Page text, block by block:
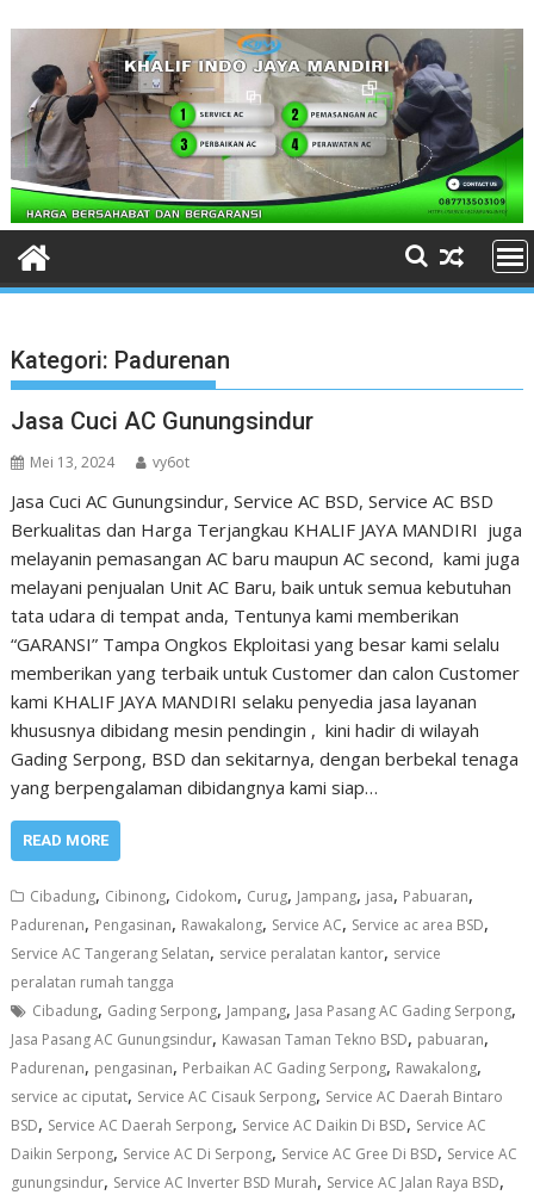
content
Kategori: Padurenan
Jasa Cuci AC Gunungsindur
Mei 13, 2024 vy6ot
Jasa Cuci AC Gunungsindur, Service AC BSD, Service AC BSD
Berkualitas dan Harga Terjangkau KHALIF JAYA MANDIRI juga
melayanin pemasangan AC baru maupun AC second, kami juga
melayani penjualan Unit AC Baru, baik untuk semua kebutuhan
tata udara di tempat anda, Tentunya kami memberikan
“GARANSI” Tampa Ongkos Ekploitasi yang besar kami selalu
memberikan yang terbaik untuk Customer dan calon Customer
kami KHALIF JAYA MANDIRI selaku penyedia jasa layanan
khususnya dibidang mesin pendingin , kini hadir di wilayah
Gading Serpong, BSD dan sekitarnya, dengan berbekal tenaga
yang berpengalaman dibidangnya kami siap…
READ MORE
Cibadung, Cibinong, Cidokom, Curug, Jampang, jasa, Pabuaran,
Padurenan, Pengasinan, Rawakalong, Service AC, Service ac area BSD,
Service AC Tangerang Selatan, service peralatan kantor, service
peralatan rumah tangga
Cibadung, Gading Serpong, Jampang, Jasa Pasang AC Gading Serpong,
Jasa Pasang AC Gunungsindur, Kawasan Taman Tekno BSD, pabuaran,
Padurenan, pengasinan, Perbaikan AC Gading Serpong, Rawakalong,
service ac ciputat, Service AC Cisauk Serpong, Service AC Daerah Bintaro
BSD, Service AC Daerah Serpong, Service AC Daikin Di BSD, Service AC
Daikin Serpong, Service AC Di Serpong, Service AC Gree Di BSD, Service AC
gunungsindur, Service AC Inverter BSD Murah, Service AC Jalan Raya BSD,